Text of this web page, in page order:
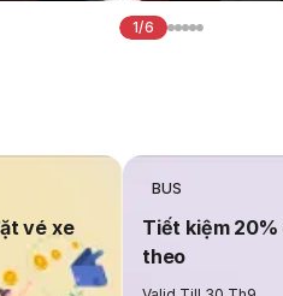
1/6
vé xe
BUS
Tiết kiệm
theo